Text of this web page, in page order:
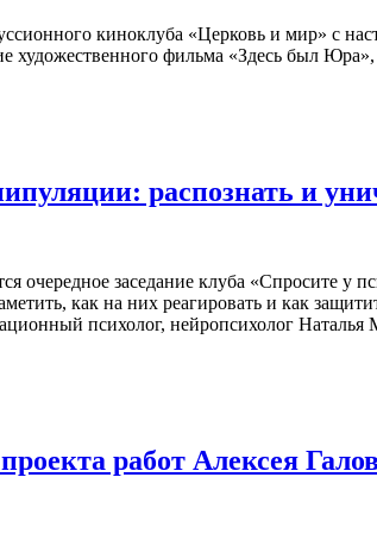
киноклуба «Церковь и мир» с
фильма «Здесь был
распознать и
очередное заседание клуба «Спросите у
как на них реагировать и как
психолог, нейропсихолог Наталья
работ Алексея